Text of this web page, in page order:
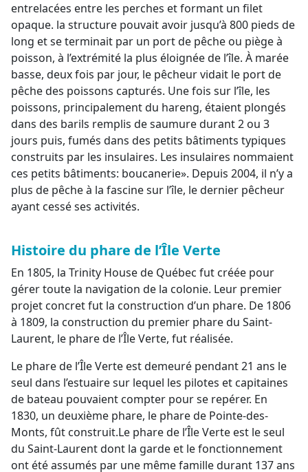
entrelacées entre les perches et formant un filet
opaque. la structure pouvait avoir jusqu’à 800 pieds de
long et se terminait par un port de pêche ou piège à
poisson, à l’extrémité la plus éloignée de l’île. À marée
basse, deux fois par jour, le pêcheur vidait le port de
pêche des poissons capturés. Une fois sur l’île, les
poissons, principalement du hareng, étaient plongés
dans des barils remplis de saumure durant 2 ou 3
jours puis, fumés dans des petits bâtiments typiques
construits par les insulaires. Les insulaires nommaient
ces petits bâtiments: boucanerie». Depuis 2004, il n’y a
plus de pêche à la fascine sur l’île, le dernier pêcheur
ayant cessé ses activités.
Histoire du phare de l’Île Verte
En 1805, la Trinity House de Québec fut créée pour
gérer toute la navigation de la colonie. Leur premier
projet concret fut la construction d’un phare. De 1806
à 1809, la construction du premier phare du Saint-
Laurent, le phare de l’Île Verte, fut réalisée.
Le phare de l’Île Verte est demeuré pendant 21 ans le
seul dans l’estuaire sur lequel les pilotes et capitaines
de bateau pouvaient compter pour se repérer. En
1830, un deuxième phare, le phare de Pointe-des-
Monts, fût construit.Le phare de l’Île Verte est le seul
du Saint-Laurent dont la garde et le fonctionnement
ont été assumés par une même famille durant 137 ans